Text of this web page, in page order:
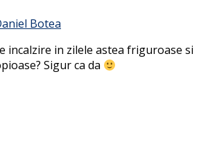
Botea
incalzire in zilele astea friguroase si
Sigur ca da